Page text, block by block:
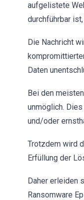
aufgelistete
durchführbar
Die Nachricht
Daten
Bei den
unmöglich.
und/oder
Trotzdem wird
Erfüllung der
Daher erleiden
Ransomware